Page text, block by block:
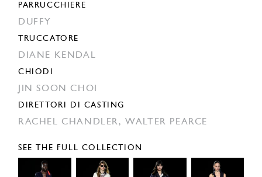
PARRUCCHIERE
DUFFY
TRUCCATORE
DIANE KENDAL
CHIODI
JIN SOON CHOI
DIRETTORI DI CASTING
RACHEL CHANDLER,WALTER PEARCE
SEE THE FULL COLLECTION